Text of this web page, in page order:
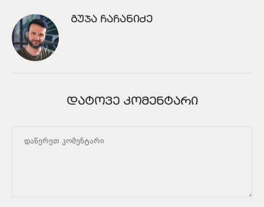
ᲒᲣᲯᲐ ᲩᲐᲩᲐᲜᲘᲫᲔ
ᲓᲐᲢᲝᲕᲔ ᲙᲝᲛᲔᲜᲢᲐᲠᲘ